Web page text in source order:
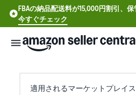
FBAの納品配送料が15,000円割引、
今すぐチェック
適用されるマーケットプレイ